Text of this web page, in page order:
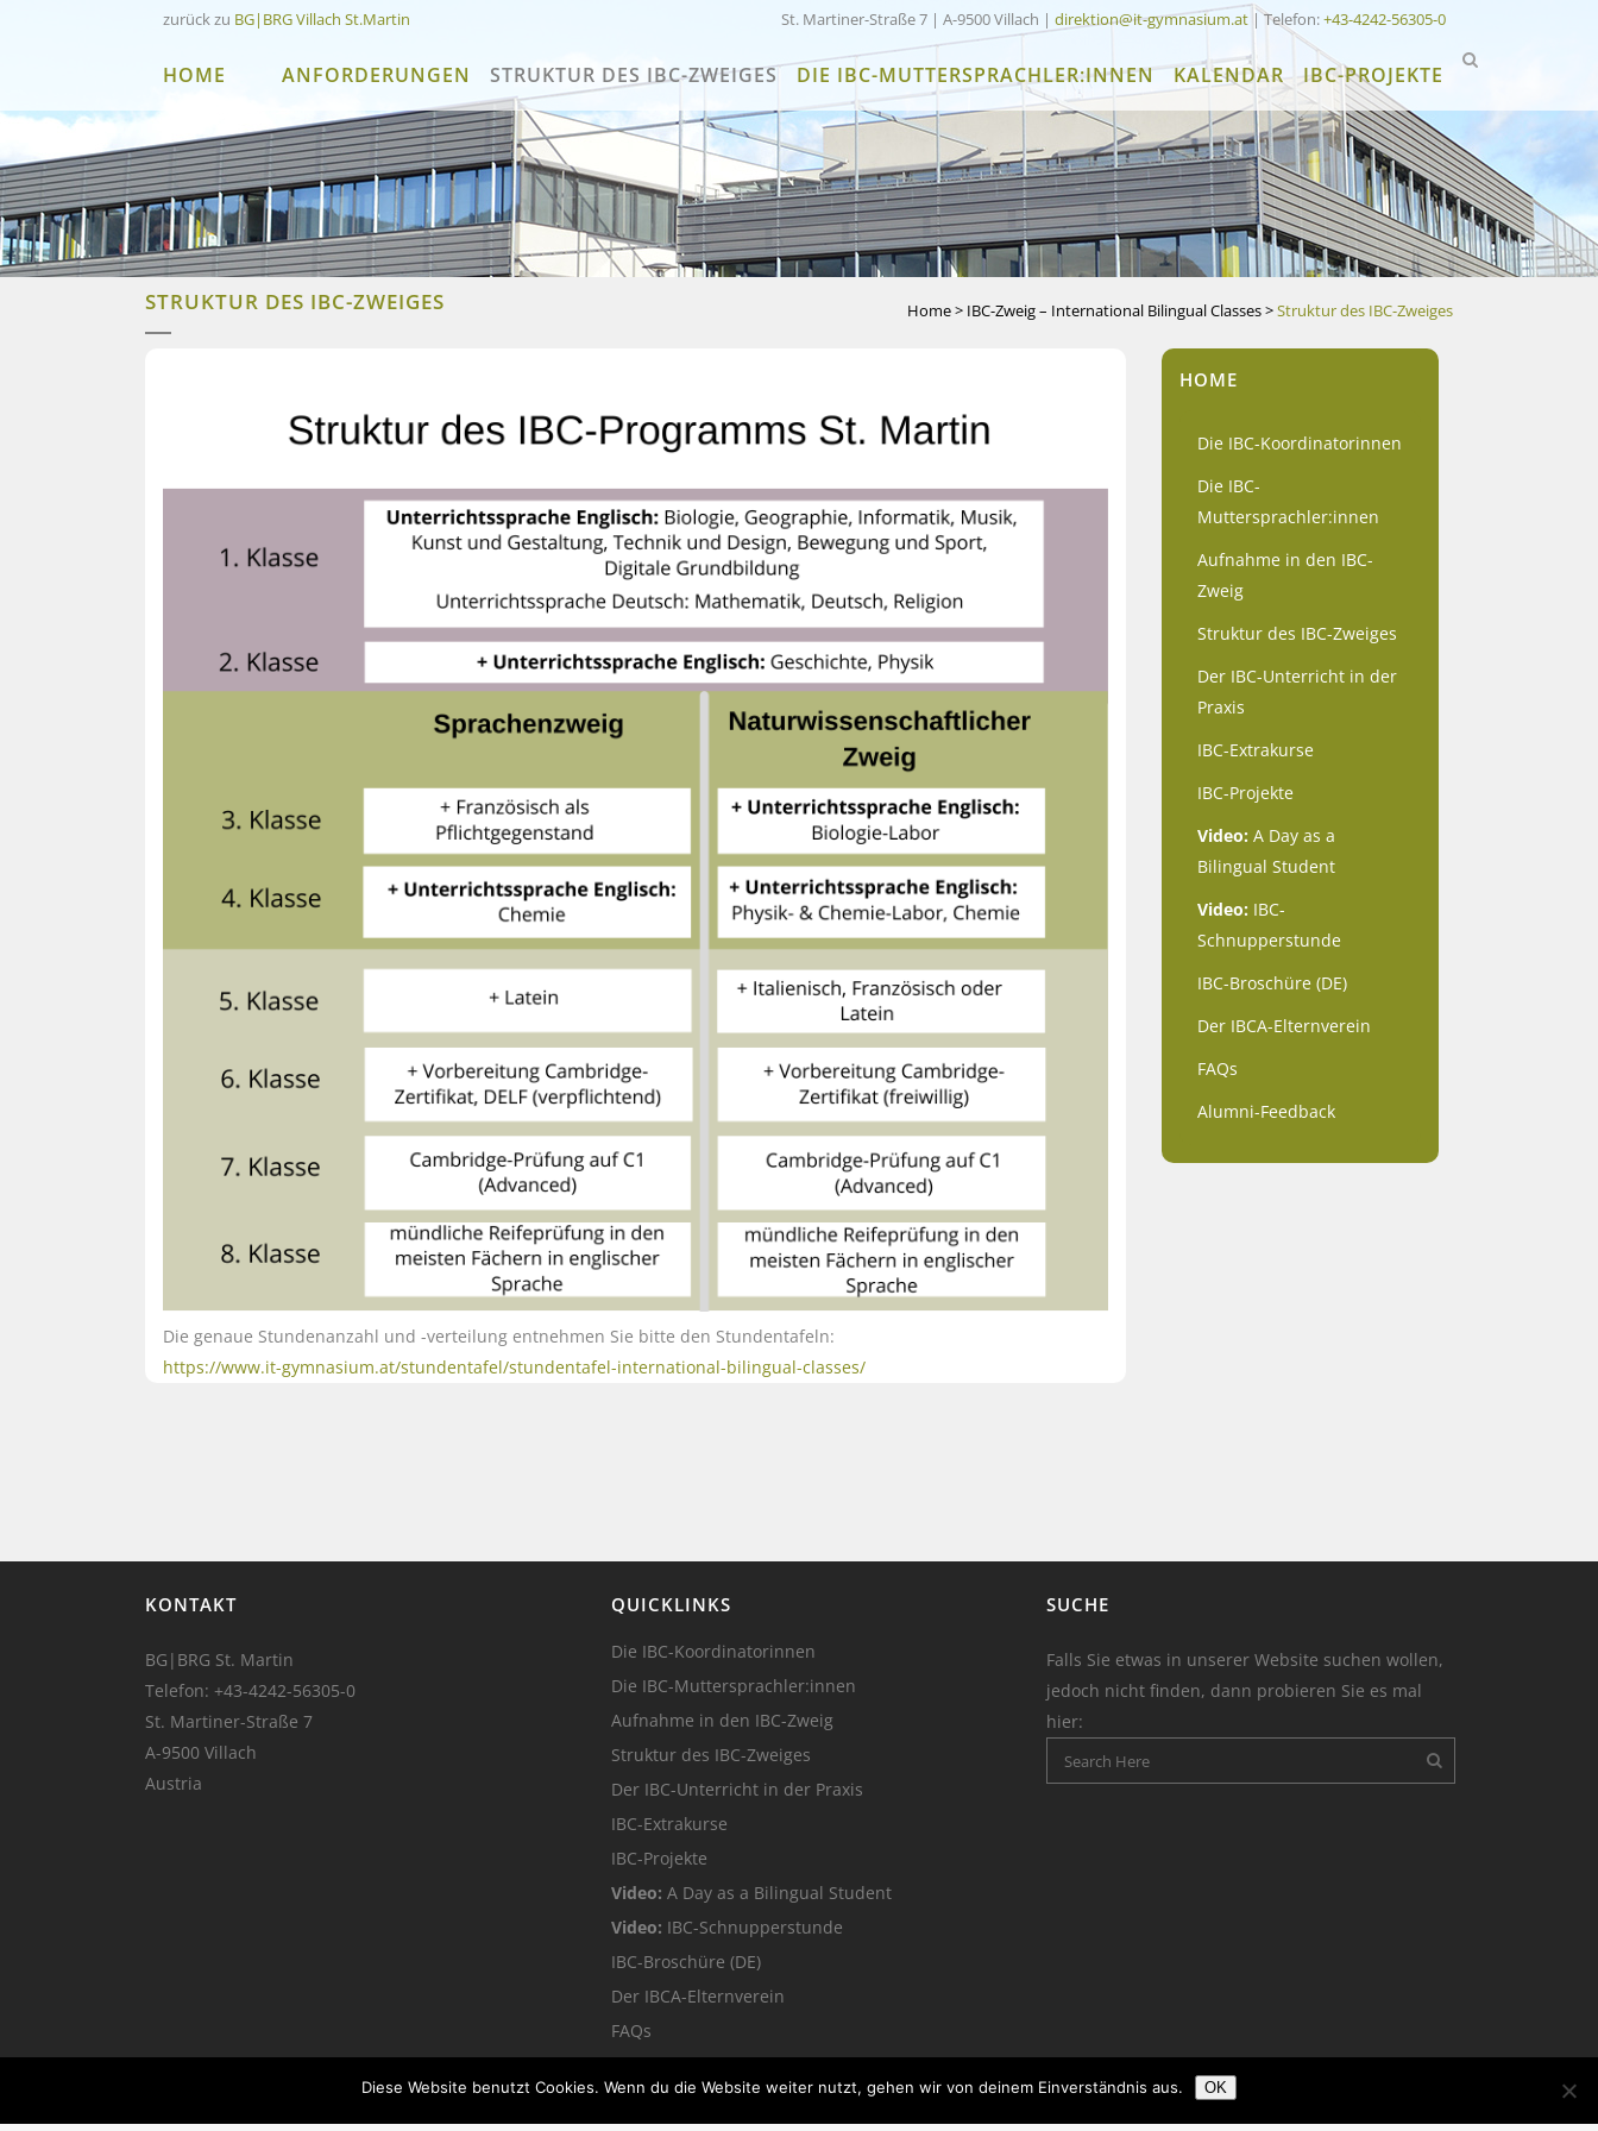
zurück zu BG|BRG Villach St.Martin St. Martiner-Straße 7 | A-9500 Villach | direktion@it-gymnasium.at | Telefon:+43-4242-56305-0
HOME ANFORDERUNGEN STRUKTUR DES IBC-ZWEIGES DIE IBC-MUTTERSPRACHLER:INNEN KALENDAR IBC-PROJEKTE
STRUKTUR DES IBC-ZWEIGES Home> IBC-Zweig – International Bilingual Classes>Struktur des IBC-Zweiges
Die genaue Stundenanzahl und -verteilung entnehmen Sie bitte den Stundentafeln:
https://www.it-gymnasium.at/stundentafel/stundentafel-international-bilingual-classes/
HOME
Die IBC-Koordinatorinnen
Die IBC-
Muttersprachler:innen
Aufnahme in den IBC-
Zweig
Struktur des IBC-Zweiges
Der IBC-Unterricht in der
Praxis
IBC-Extrakurse
IBC-Projekte
Video: A Day as a
Bilingual Student
Video: IBC-
Schnupperstunde
IBC-Broschüre (DE)
Der IBCA-Elternverein
FAQs
Alumni-Feedback
KONTAKT
BG|BRG St. Martin
Telefon: +43-4242-56305-0
St. Martiner-Straße 7
A-9500 Villach
Austria
QUICKLINKS
Die IBC-Koordinatorinnen
Die IBC-Muttersprachler:innen
Aufnahme in den IBC-Zweig
Struktur des IBC-Zweiges
Der IBC-Unterricht in der Praxis
IBC-Extrakurse
IBC-Projekte
Video: A Day as a Bilingual Student
Video: IBC-Schnupperstunde
IBC-Broschüre (DE)
Der IBCA-Elternverein
FAQs
Alumni-Feedback
SUCHE
Falls Sie etwas in unserer Website suchen wollen,
jedoch nicht finden, dann probieren Sie es mal
hier:
Diese Website benutzt Cookies. Wenn du die Website weiter nutzt, gehen wir von deinem Einverständnis aus. OK